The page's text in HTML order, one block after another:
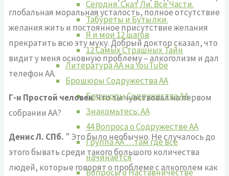
Сегодня. Скат Ли. Все Части.
Табуреты и Бутылки.
Я и мои 12 шагов
12 Самых Страшных Тайн
Литература АА на YouTube
Брошюры Содружества АА
Брошюры Содружества АА
Знакомьтесь: АА
44 Вопроса о Содружестве АА
Группа АА …там где все
начинается
Вопросы о Наставничестве
глобальная моральная усталость, полное отсутствие
желания жить и постоянное присутствие желания
прекратить всю эту муку. Добрый доктор сказал, что
видит у меня основную проблему – алкоголизм и дал
телефон АА.
Г-н Простой человек: Что ты чувствовал на первом
собрании АА?
Денис Л. СПб. ” Это было необычно. Не случалось до
этого бывать среди такого большого количества
людей, которые говорят о проблеме с алкоголем как